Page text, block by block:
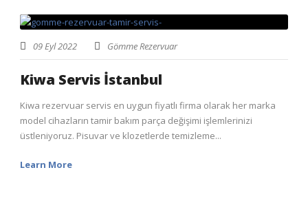
09 Eyl 2022 Gömme Rezervuar
Kiwa Servis İstanbul
Kiwa rezervuar servis en uygun fiyatlı firma olarak her marka
model cihazların tamir bakım parça değişimi işlemlerinizi
üstleniyoruz. Pisuvar ve klozetlerde temizleme...
Learn More